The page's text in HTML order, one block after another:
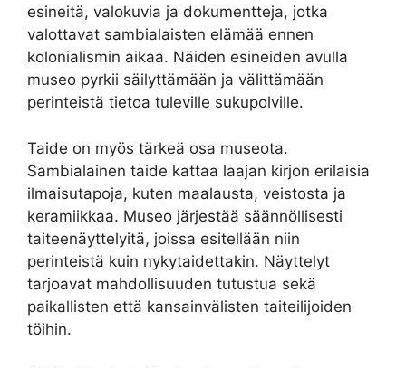
esineitä, valokuvia ja dokumentteja, jotka
valottavat sambialaisten elämää ennen
kolonialismin aikaa. Näiden esineiden avulla
museo pyrkii säilyttämään ja välittämään
perinteistä tietoa tuleville sukupolville.
Taide on myös tärkeä osa museota.
Sambialainen taide kattaa laajan kirjon erilaisia
ilmaisutapoja, kuten maalausta, veistosta ja
keramiikkaa. Museo järjestää säännöllisesti
taiteenäyttelyitä, joissa esitellään niin
perinteistä kuin nykytaidettakin. Näyttelyt
tarjoavat mahdollisuuden tutustua sekä
paikallisten että kansainvälisten taiteilijoiden
töihin.